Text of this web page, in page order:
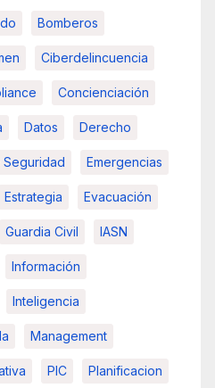
Bomberos
Ciberdelincuencia
Concienciación
Datos Derecho
Emergencias
Estrategia Evacuación
Guardia Civil IASN
Información
Inteligencia
Management
PIC Planificacion